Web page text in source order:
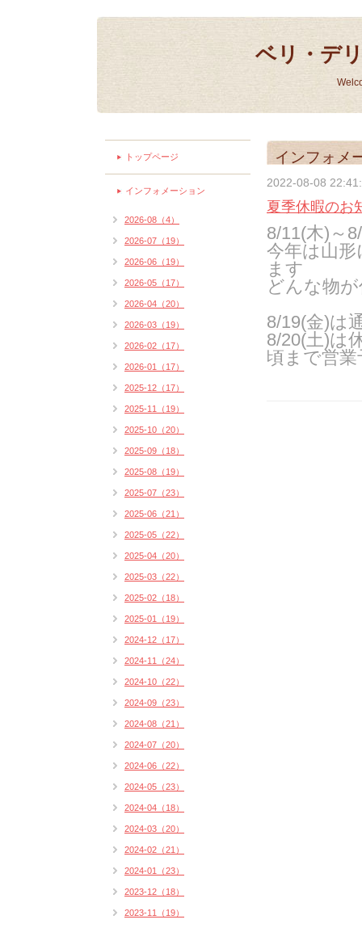
ベリ・デ
インフォメ
2022-08-08
夏季休暇のお
8/11(木)～
今年は山
ます
どんな物
8/19(金)は
8/20(土)は
頃まで営
トップページ
インフォメーション
2026-08（4）
2026-07（19）
2026-06（19）
2026-05（17）
2026-04（20）
2026-03（19）
2026-02（17）
2026-01（17）
2025-12（17）
2025-11（19）
2025-10（20）
2025-09（18）
2025-08（19）
2025-07（23）
2025-06（21）
2025-05（22）
2025-04（20）
2025-03（22）
2025-02（18）
2025-01（19）
2024-12（17）
2024-11（24）
2024-10（22）
2024-09（23）
2024-08（21）
2024-07（20）
2024-06（22）
2024-05（23）
2024-04（18）
2024-03（20）
2024-02（21）
2024-01（23）
2023-12（18）
2023-11（19）